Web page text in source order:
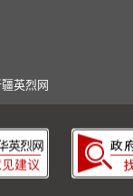
英烈网